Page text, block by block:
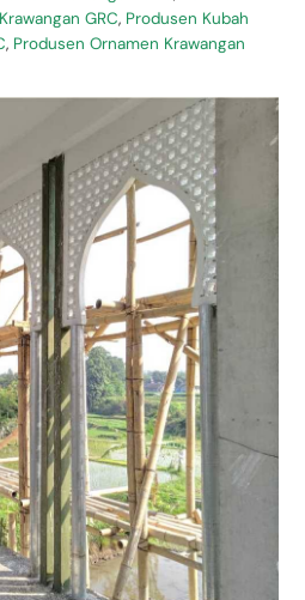
GRC, Produsen Kubah
, Produsen Ornamen Krawangan